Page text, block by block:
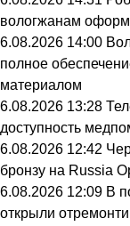
вологжанам
6.08.2026 14:00
полное
материалом
6.08.2026 13:28
доступность
6.08.2026 12:42
бронзу на Russia
6.08.2026 12:09 В
открыли